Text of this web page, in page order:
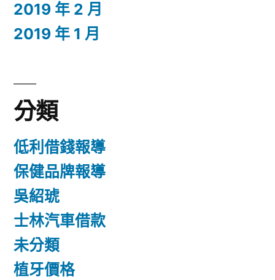
2019 年 2 月
2019 年 1 月
分類
低利借錢報導
保健品牌報導
吳紹琥
士林汽車借款
未分類
植牙價格